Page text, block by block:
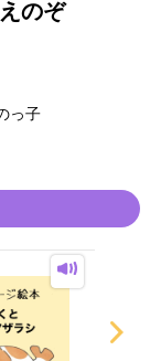
のぞ
っ子